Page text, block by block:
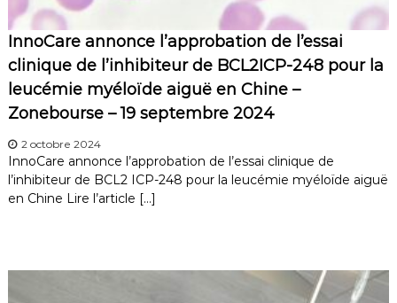
InnoCare annonce l’approbation de l’essai
clinique de l’inhibiteur de BCL2ICP-248 pour la
leucémie myéloïde aiguë en Chine –
Zonebourse – 19 septembre 2024
2 octobre 2024
InnoCare annonce l’approbation de l’essai clinique de
l’inhibiteur de BCL2 ICP-248 pour la leucémie myéloïde aiguë
en Chine Lire l’article […]